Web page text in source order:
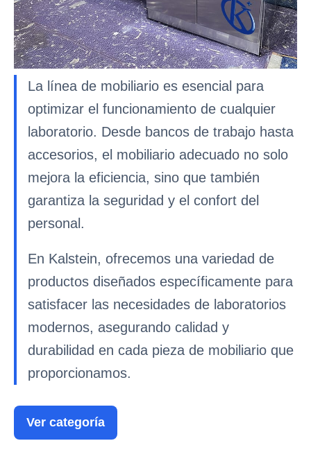
La línea de mobiliario es esencial para
optimizar el funcionamiento de cualquier
laboratorio. Desde bancos de trabajo hasta
accesorios, el mobiliario adecuado no solo
mejora la eficiencia, sino que también
garantiza la seguridad y el confort del
personal.
En Kalstein, ofrecemos una variedad de
productos diseñados específicamente para
satisfacer las necesidades de laboratorios
modernos, asegurando calidad y
durabilidad en cada pieza de mobiliario que
proporcionamos.
Ver categoría